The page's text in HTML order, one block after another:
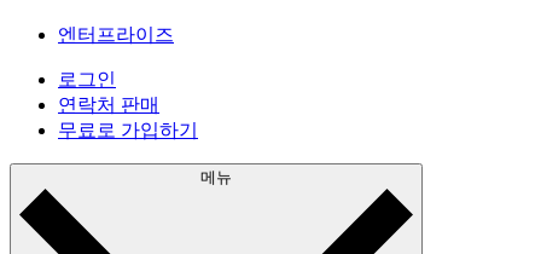
엔터프라이즈
로그인
연락처 판매
무료로 가입하기
메뉴